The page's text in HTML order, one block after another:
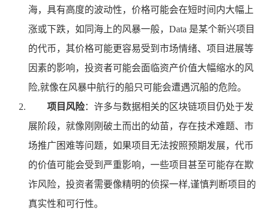
海，具有高度的波动性，价格可能会在短时间内大幅上
涨或下跌，如同海上的风暴一般，Data 是某个新兴项目
的代币，其价格可能更容易受到市场情绪、项目进展等
因素的影响，投资者可能会面临资产价值大幅缩水的风
险,就像在风暴中航行的船只可能会遭遇沉船的危险。
项目风险：许多与数据相关的区块链项目仍处于发
展阶段，就像刚刚破土而出的幼苗，存在技术难题、市
场推广困难等问题，如果项目无法按照预期发展，代币
的价值可能会受到严重影响，一些项目甚至可能存在欺
诈风险，投资者需要像精明的侦探一样,谨慎判断项目的
真实性和可行性。